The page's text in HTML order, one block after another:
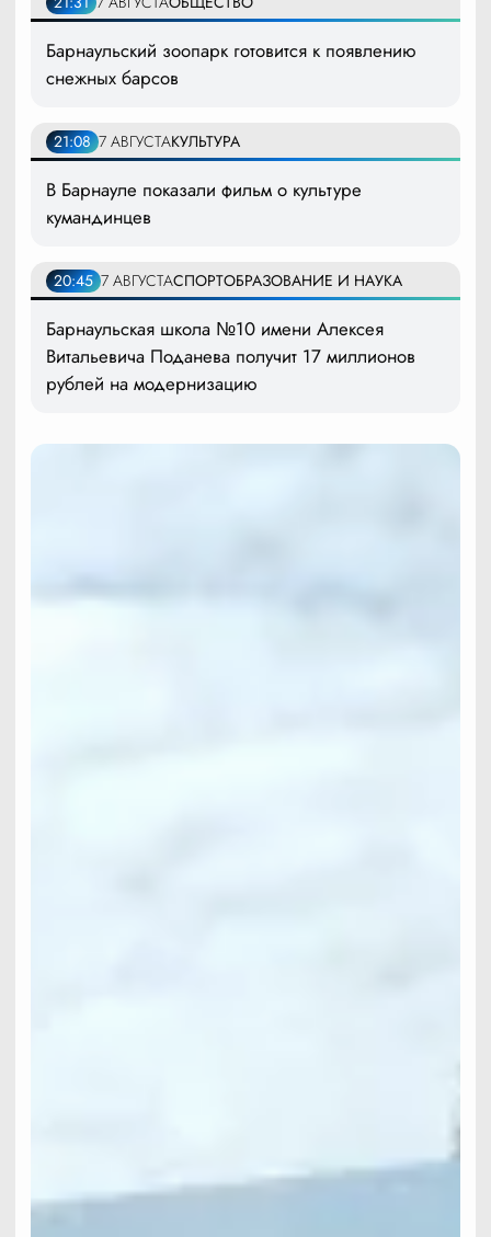
Барнаульский зоопарк готовится к появлению
снежных барсов
21:08 7 АВГУСТАКУЛЬТУРА
В Барнауле показали фильм о культуре
кумандинцев
20:45 7 АВГУСТАСПОРТОБРАЗОВАНИЕ И НАУКА
Барнаульская школа №10 имени Алексея
Витальевича Поданева получит 17 миллионов
рублей на модернизацию